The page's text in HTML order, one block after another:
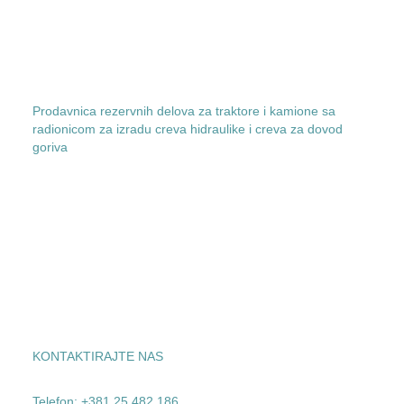
Prodavnica rezervnih delova za traktore i kamione sa
radionicom za izradu creva hidraulike i creva za dovod
goriva
KONTAKTIRAJTE NAS